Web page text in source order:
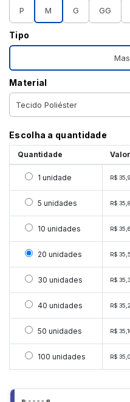
P M G GG
Tipo
Material
Escolha a quantidade
Quantidade
Selecionar 1 unidade
1 unidade R$
Selecionar 5 unidades
5 unidades R$
Selecionar 10 unidades
10 unidades R$
Selecionar 20
20 unidades R$
Selecionar 30
30 unidades R$
Selecionar 40
40 unidades R$
Selecionar 50
50 unidades R$
Selecionar 100
100 unidades R$